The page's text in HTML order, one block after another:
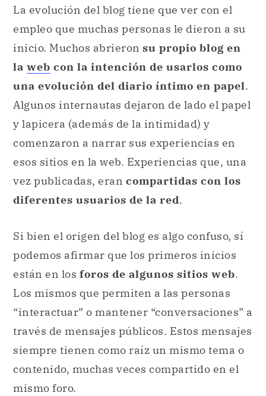
La evolución del blog tiene que ver con el
empleo que muchas personas le dieron a su
inicio. Muchos abrieron su propio blog en
la web con la intención de usarlos como
una evolución del diario íntimo en papel.
Algunos internautas dejaron de lado el papel
y lapicera (además de la intimidad) y
comenzaron a narrar sus experiencias en
esos sitios en la web. Experiencias que, una
vez publicadas, eran compartidas con los
diferentes usuarios de la red.
Si bien el origen del blog es algo confuso, sí
podemos afirmar que los primeros inicios
están en los foros de algunos sitios web.
Los mismos que permiten a las personas
“interactuar” o mantener “conversaciones” a
través de mensajes públicos. Estos mensajes
siempre tienen como raíz un mismo tema o
contenido, muchas veces compartido en el
mismo foro.